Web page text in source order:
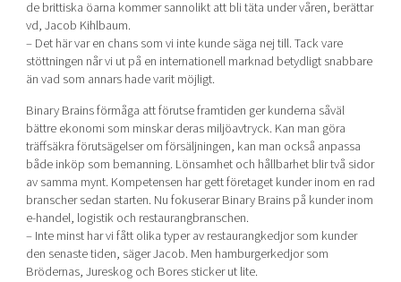
Internationalisering
Mer
Ansök till Swedish Scaleups
Så finansieras Swedish Scaleups
de brittiska öarna kommer sannolikt att bli täta under våren, berättar
vd, Jacob Kihlbaum.
– Det här var en chans som vi inte kunde säga nej till. Tack vare
stöttningen når vi ut på en internationell marknad betydligt snabbare
än vad som annars hade varit möjligt.
Binary Brains förmåga att förutse framtiden ger kunderna såväl
bättre ekonomi som minskar deras miljöavtryck. Kan man göra
träffsäkra förutsägelser om försäljningen, kan man också anpassa
både inköp som bemanning. Lönsamhet och hållbarhet blir två sidor
av samma mynt. Kompetensen har gett företaget kunder inom en rad
branscher sedan starten. Nu fokuserar Binary Brains på kunder inom
e-handel, logistik och restaurangbranschen.
– Inte minst har vi fått olika typer av restaurangkedjor som kunder
den senaste tiden, säger Jacob. Men hamburgerkedjor som
Brödernas, Jureskog och Bores sticker ut lite.